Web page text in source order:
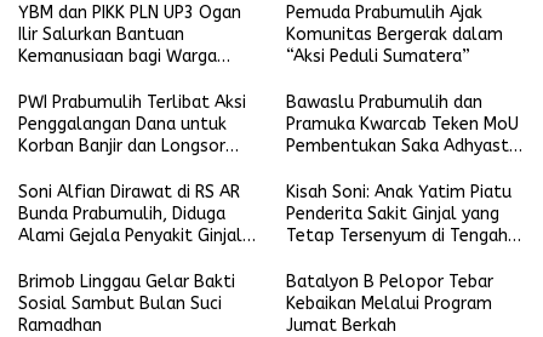
YBM dan PIKK PLN UP3 Ogan
Ilir Salurkan Bantuan
Kemanusiaan bagi Warga
Prabumulih
Pemuda Prabumulih Ajak
Komunitas Bergerak dalam
“Aksi Peduli Sumatera”
PWI Prabumulih Terlibat Aksi
Penggalangan Dana untuk
Korban Banjir dan Longsor
Bawaslu Prabumulih dan
Pramuka Kwarcab Teken MoU
Pembentukan Saka Adhyasta
Soni Alfian Dirawat di RS AR
Bunda Prabumulih, Diduga
Alami Gejala Penyakit Ginjal
Kisah Soni: Anak Yatim Piatu
Penderita Sakit Ginjal yang
Tetap Tersenyum di Tengah
Brimob Linggau Gelar Bakti
Sosial Sambut Bulan Suci
Ramadhan
Batalyon B Pelopor Tebar
Kebaikan Melalui Program
Jumat Berkah